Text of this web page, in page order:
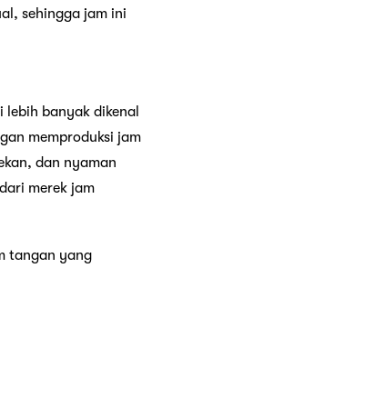
sehingga jam ini
banyak dikenal
memproduksi jam
dan nyaman
merek jam
tangan yang